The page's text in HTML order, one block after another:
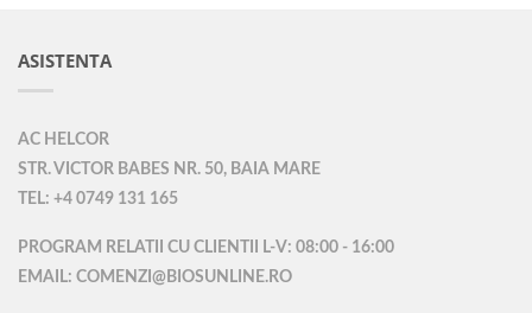
ASISTENTA
AC HELCOR
STR. VICTOR BABES NR. 50, BAIA MARE
TEL: +4 0749 131 165
PROGRAM RELATII CU CLIENTII L-V: 08:00 - 16:00
EMAIL: COMENZI@BIOSUNLINE.RO